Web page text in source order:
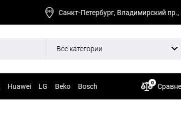
Санкт-Петербург, Владимирский пр.,
Все категории
Huawei LG Beko Bosch 0